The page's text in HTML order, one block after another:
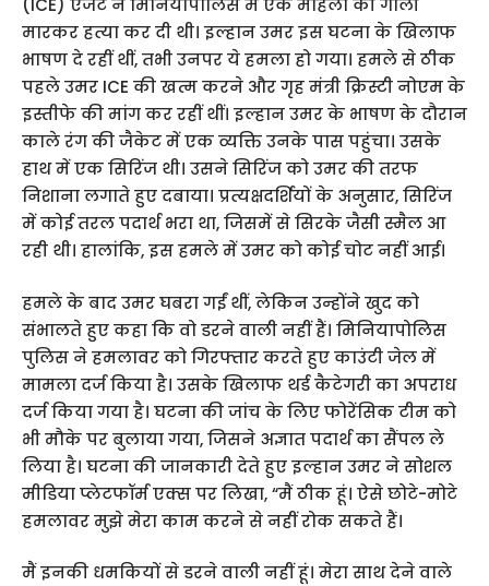
(ICE) एजेंट ने मिनियापोलिस में एक महिला की गोली
मारकर हत्या कर दी थी। इल्हान उमर इस घटना के खिलाफ
भाषण दे रहीं थीं, तभी उनपर ये हमला हो गया। हमले से ठीक
पहले उमर ICE की खत्म करने और गृह मंत्री क्रिस्टी नोएम के
इस्तीफे की मांग कर रहीं थीं। इल्हान उमर के भाषण के दौरान
काले रंग की जैकेट में एक व्यक्ति उनके पास पहुंचा। उसके
हाथ में एक सिरिंज थी। उसने सिरिंज को उमर की तरफ
निशाना लगाते हुए दबाया। प्रत्यक्षदर्शियों के अनुसार, सिरिंज
में कोई तरल पदार्थ भरा था, जिसमें से सिरके जैसी स्मैल आ
रही थी। हालांकि, इस हमले में उमर को कोई चोट नहीं आई।
हमले के बाद उमर घबरा गईं थीं, लेकिन उन्होंने खुद को
संभालते हुए कहा कि वो डरने वाली नहीं हैं। मिनियापोलिस
पुलिस ने हमलावर को गिरफ्तार करते हुए काउंटी जेल में
मामला दर्ज किया है। उसके खिलाफ थर्ड कैटेगरी का अपराध
दर्ज किया गया है। घटना की जांच के लिए फोरेंसिक टीम को
भी मौके पर बुलाया गया, जिसने अज्ञात पदार्थ का सैंपल ले
लिया है। घटना की जानकारी देते हुए इल्हान उमर ने सोशल
मीडिया प्लेटफॉर्म एक्स पर लिखा, “मैं ठीक हूं। ऐसे छोटे-मोटे
हमलावर मुझे मेरा काम करने से नहीं रोक सकते हैं।
मैं इनकी धमकियों से डरने वाली नहीं हूं। मेरा साथ देने वाले